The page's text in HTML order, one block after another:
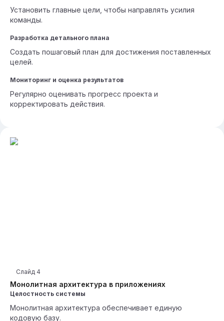
Установить главные цели, чтобы направлять усилия
команды.
Разработка детального плана
Создать пошаговый план для достижения поставленных
целей.
Мониторинг и оценка результатов
Регулярно оценивать прогресс проекта и
корректировать действия.
Монолитная архитектура в приложениях
Слайд 4
Целостность системы
Монолитная архитектура обеспечивает единую
кодовую базу.